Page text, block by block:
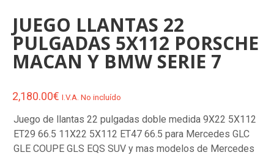
JUEGO LLANTAS 22
PULGADAS 5X112 PORSCHE
MACAN Y BMW SERIE 7
2,180.00€ I.V.A. No incluído
Juego de llantas 22 pulgadas doble medida 9X22 5X112
ET29 66.5 11X22 5X112 ET47 66.5 para Mercedes GLC
GLE COUPE GLS EQS SUV y mas modelos de Mercedes